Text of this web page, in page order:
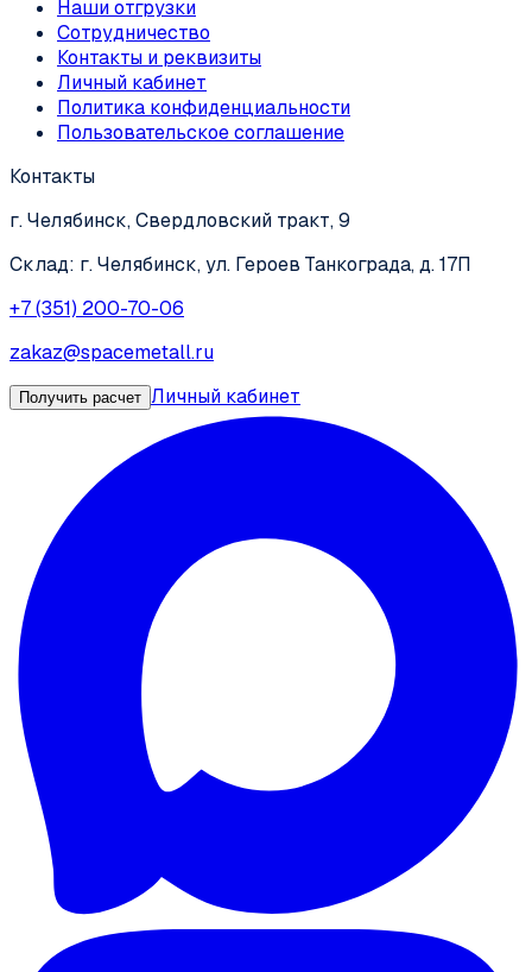
Наши отгрузки
Сотрудничество
Контакты и реквизиты
Личный кабинет
Политика конфиденциальности
Пользовательское соглашение
Контакты
г. Челябинск, Свердловский тракт, 9
Склад: г. Челябинск, ул. Героев Танкограда, д. 17П
+7 (351) 200-70-06
zakaz@spacemetall.ru
Получить расчет Личный кабинет